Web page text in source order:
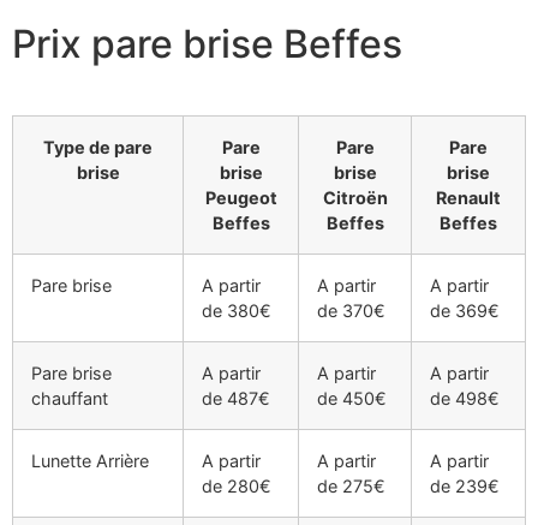
Prix pare brise Beffes
Type de pare
brise
Pare
brise
Peugeot
Beffes
Pare
brise
Citroën
Beffes
Pare
brise
Renault
Beffes
Pare brise
A partir
de 380€
A partir
de 370€
A partir
de 369€
Pare brise
chauffant
A partir
de 487€
A partir
de 450€
A partir
de 498€
Lunette Arrière
A partir
de 280€
A partir
de 275€
A partir
de 239€